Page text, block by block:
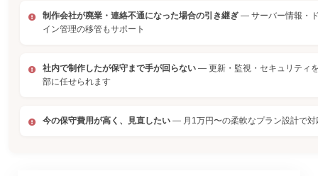
制作会社が廃業・連絡不通になった場合の引き継ぎ — サーバー情報・
イン管理の移管もサポート
社内で制作したが保守まで手が回らない — 更新・監視・セキュリティ
部に任せられます
今の保守費用が高く、見直したい — 月1万円〜の柔軟なプラン設計で対